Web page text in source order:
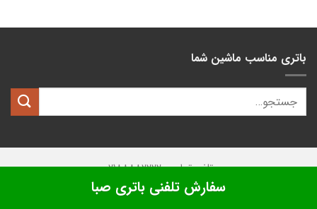
باتری مناسب ماشین شما
تلفن تماس: 02188882222
تمامی حقوق این وبسایت متعلق بهکیان باتری
سفارش تلفنی باتری صبا